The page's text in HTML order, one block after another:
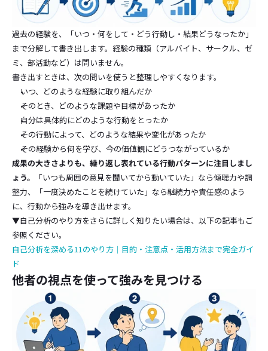
過去の経験を、「いつ・何をして・どう行動し・結果どうなったか」
まで分解して書き出します。経験の種類（アルバイト、サークル、ゼ
ミ、部活動など）は問いません。
書き出すときは、次の問いを使うと整理しやすくなります。
いつ、どのような経験に取り組んだか
そのとき、どのような課題や目標があったか
自分は具体的にどのような行動をとったか
その行動によって、どのような結果や変化があったか
その経験から何を学び、今の価値観にどうつながっているか
成果の大きさよりも、繰り返し表れている行動パターンに注目しまし
ょう。
「いつも周囲の意見を聞いてから動いていた」なら傾聴力や調
整力、「一度決めたことを続けていた」なら継続力や責任感のよう
に、行動から強みを導き出せます。
▼自己分析のやり方をさらに詳しく知りたい場合は、以下の記事もご
参照ください。
自己分析を深める11のやり方｜目的・注意点・活用方法まで完全ガイ
ド
他者の視点を使って強みを見つける